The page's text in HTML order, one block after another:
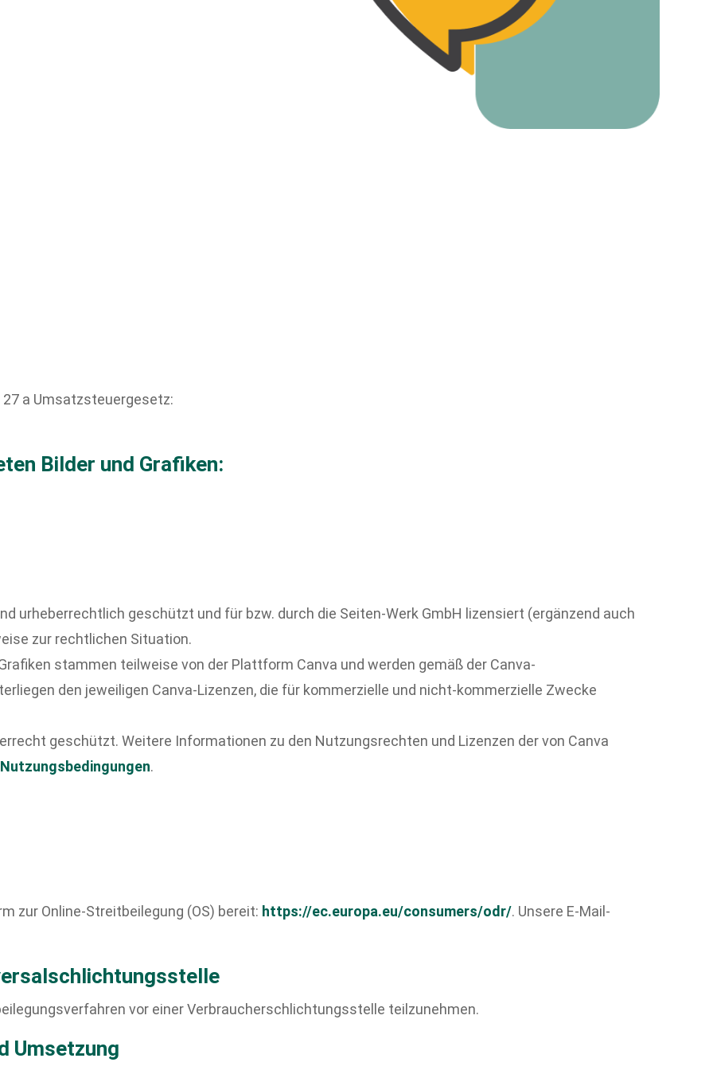
a Umsatzsteuergesetz:
Bilder und Grafiken:
urheberrechtlich geschützt und für bzw. durch die Seiten-Werk GmbH lizensiert (ergänzend auch
zur rechtlichen Situation.
stammen teilweise von der Plattform Canva und werden gemäß der Canva-
den jeweiligen Canva-Lizenzen, die für kommerzielle und nicht-kommerzielle Zwecke
geschützt. Weitere Informationen zu den Nutzungsrechten und Lizenzen der von Canva
.
zur Online-Streitbeilegung (OS) bereit: https://ec.europa.eu/consumers/odr/. Unsere E-Mail-
vor einer Verbraucherschlichtungsstelle teilzunehmen.
Umsetzung